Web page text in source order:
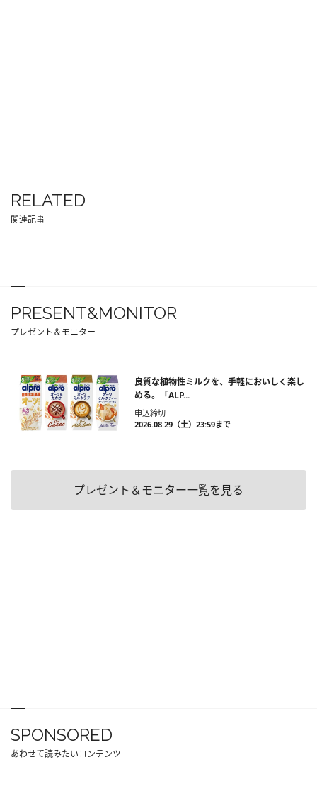
RELATED
関連記事
PRESENT&MONITOR
プレゼント＆モニター
良質な植物性ミルクを、手軽においしく楽し
める。「ALP...
申込締切
2026.08.29（土）23:59まで
プレゼント＆モニター一覧を見る
SPONSORED
あわせて読みたいコンテンツ